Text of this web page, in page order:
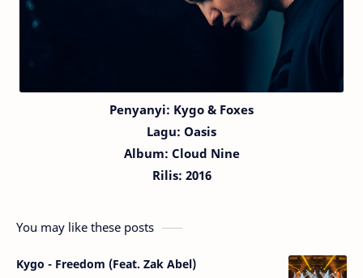
Penyanyi: Kygo & Foxes
Lagu: Oasis
Album: Cloud Nine
Rilis: 2016
You may like these posts
Kygo - Freedom (Feat. Zak Abel)